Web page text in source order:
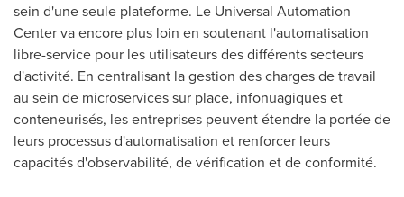
sein d'une seule plateforme. Le Universal Automation
Center va encore plus loin en soutenant l'automatisation
libre-service pour les utilisateurs des différents secteurs
d'activité. En centralisant la gestion des charges de travail
au sein de microservices sur place, infonuagiques et
conteneurisés, les entreprises peuvent étendre la portée de
leurs processus d'automatisation et renforcer leurs
capacités d'observabilité, de vérification et de conformité.